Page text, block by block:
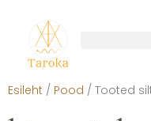
Esileht / Pood / Tooted